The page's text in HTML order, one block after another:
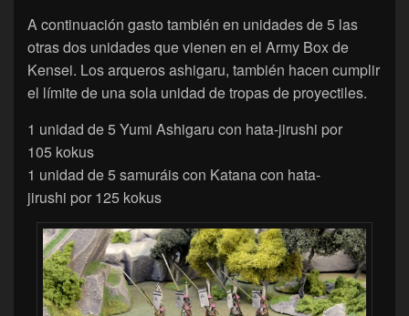
A continuación gasto también en unidades de 5 las
otras dos unidades que vienen en el Army Box de
Kensei. Los arqueros ashigaru, también hacen cumplir
el límite de una sola unidad de tropas de proyectiles.
1 unidad de 5 Yumi Ashigaru con hata-jirushi por
105 kokus
1 unidad de 5 samuráis con Katana con hata-
jirushi por 125 kokus